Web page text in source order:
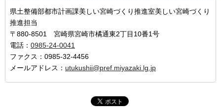
県土整備部都市計画課美しい宮崎づくり推進室美しい宮崎づくり
推進担当
〒880-8501 宮崎県宮崎市橘通東2丁目10番1号
電話： 0985-24-0041
ファクス：0985-32-4456
メールアドレス： utukushii@pref.miyazaki.lg.jp